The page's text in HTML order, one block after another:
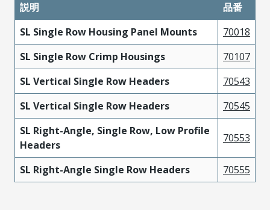
説明
品番
SL Single Row Housing Panel Mounts
70018
SL Single Row Crimp Housings
70107
SL Vertical Single Row Headers
70543
SL Vertical Single Row Headers
70545
SL Right-Angle, Single Row, Low Profile
Headers
70553
SL Right-Angle Single Row Headers 70555